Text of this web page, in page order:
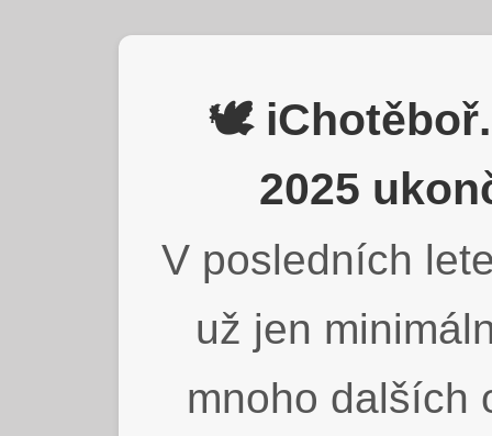
🕊️
2025
V posledních
už jen
mnoho dalších